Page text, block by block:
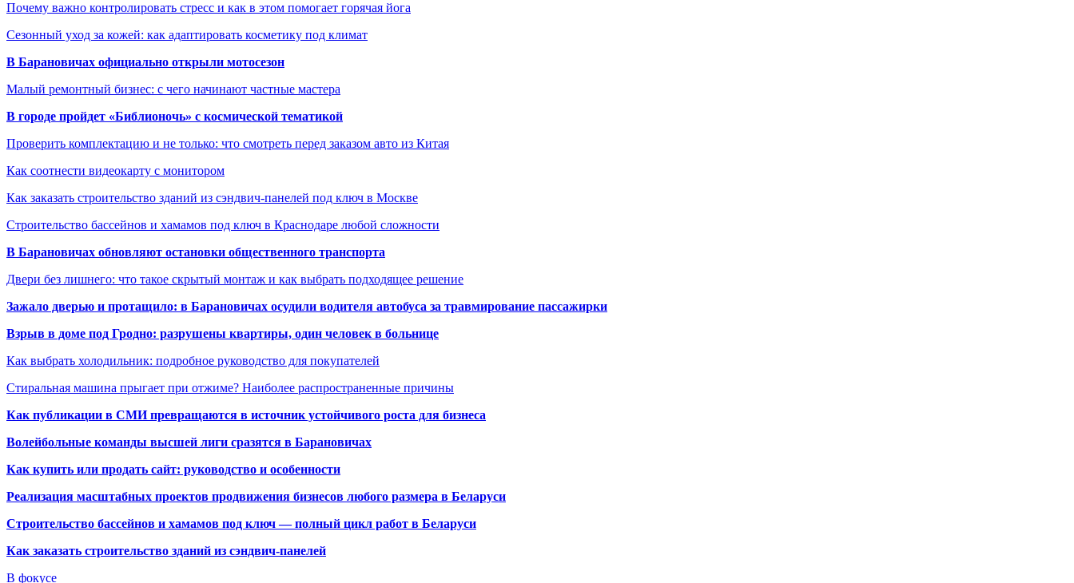
Почему важно контролировать стресс и как в этом помогает горячая йога
Сезонный уход за кожей: как адаптировать косметику под климат
В Барановичах официально открыли мотосезон
Малый ремонтный бизнес: с чего начинают частные мастера
В городе пройдет «Библионочь» с космической тематикой
Проверить комплектацию и не только: что смотреть перед заказом авто из Китая
Как соотнести видеокарту с монитором
Как заказать строительство зданий из сэндвич-панелей под ключ в Москве
Строительство бассейнов и хамамов под ключ в Краснодаре любой сложности
В Барановичах обновляют остановки общественного транспорта
Двери без лишнего: что такое скрытый монтаж и как выбрать подходящее решение
Зажало дверью и протащило: в Барановичах осудили водителя автобуса за травмирование пассажирки
Взрыв в доме под Гродно: разрушены квартиры, один человек в больнице
Как выбрать холодильник: подробное руководство для покупателей
Стиральная машина прыгает при отжиме? Наиболее распространенные причины
Как публикации в СМИ превращаются в источник устойчивого роста для бизнеса
Волейбольные команды высшей лиги сразятся в Барановичах
Как купить или продать сайт: руководство и особенности
Реализация масштабных проектов продвижения бизнесов любого размера в Беларуси
Строительство бассейнов и хамамов под ключ — полный цикл работ в Беларуси
Как заказать строительство зданий из сэндвич-панелей
В фокусе